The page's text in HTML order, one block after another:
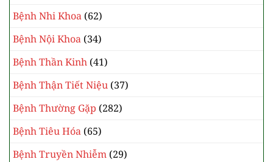
Bệnh Nhi Khoa (62)
Bệnh Nội Khoa (34)
Bệnh Thần Kinh (41)
Bệnh Thận Tiết Niệu (37)
Bệnh Thường Gặp (282)
Bệnh Tiêu Hóa (65)
Bệnh Truyền Nhiễm (29)